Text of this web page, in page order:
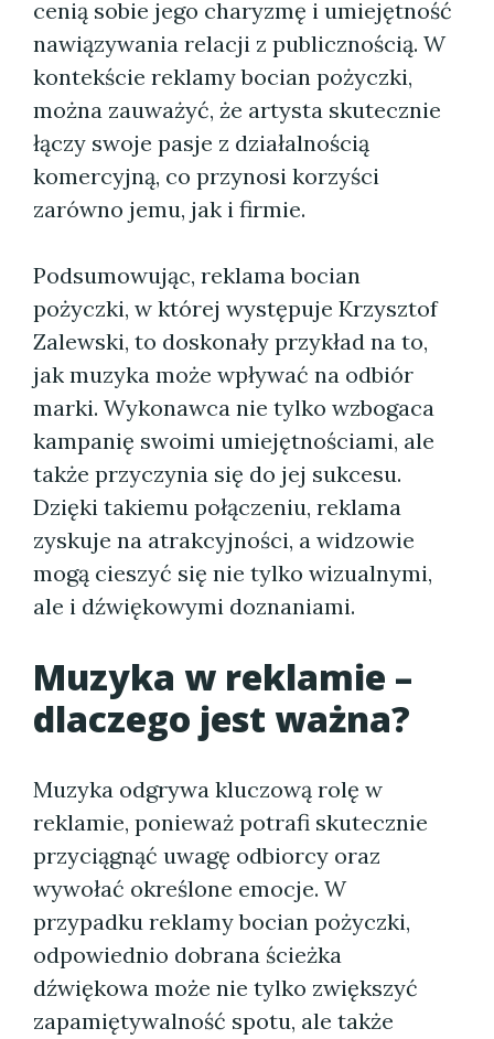
cenią sobie jego charyzmę i umiejętność
nawiązywania relacji z publicznością. W
kontekście reklamy bocian pożyczki,
można zauważyć, że artysta skutecznie
łączy swoje pasje z działalnością
komercyjną, co przynosi korzyści
zarówno jemu, jak i firmie.
Podsumowując, reklama bocian
pożyczki, w której występuje Krzysztof
Zalewski, to doskonały przykład na to,
jak muzyka może wpływać na odbiór
marki. Wykonawca nie tylko wzbogaca
kampanię swoimi umiejętnościami, ale
także przyczynia się do jej sukcesu.
Dzięki takiemu połączeniu, reklama
zyskuje na atrakcyjności, a widzowie
mogą cieszyć się nie tylko wizualnymi,
ale i dźwiękowymi doznaniami.
Muzyka w reklamie –
dlaczego jest ważna?
Muzyka odgrywa kluczową rolę w
reklamie, ponieważ potrafi skutecznie
przyciągnąć uwagę odbiorcy oraz
wywołać określone emocje. W
przypadku reklamy bocian pożyczki,
odpowiednio dobrana ścieżka
dźwiękowa może nie tylko zwiększyć
zapamiętywalność spotu, ale także